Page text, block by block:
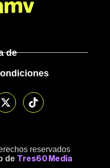
de
reservados
de Tres60 Media